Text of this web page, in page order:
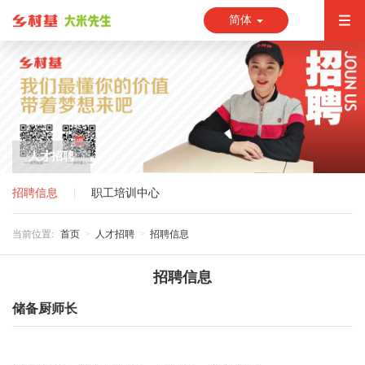
简体
招聘信息 职工培训中心
当前位置: 首页 人才招聘 招聘信息
人才招聘
招聘信息
储备厨师长